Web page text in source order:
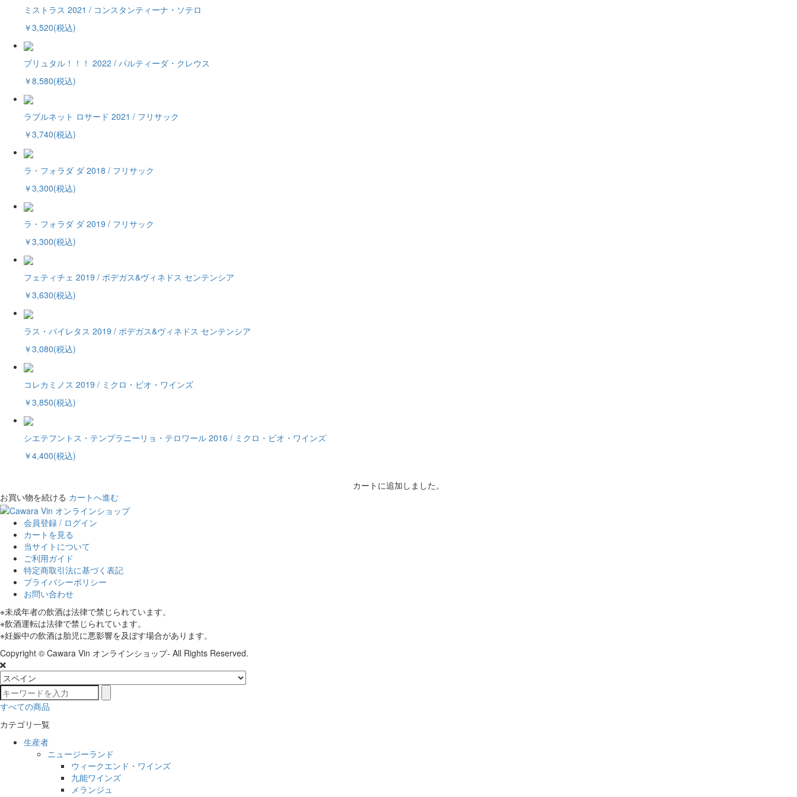
ミストラス 2021 / コンスタンティーナ・ソテロ
￥3,520(税込)
ブリュタル！！！ 2022 / パルティーダ・クレウス
￥8,580(税込)
ラブルネット ロサード 2021 / フリサック
￥3,740(税込)
ラ・フォラダ ダ 2018 / フリサック
￥3,300(税込)
ラ・フォラダ ダ 2019 / フリサック
￥3,300(税込)
フェティチェ 2019 / ボデガス&ヴィネドス センテンシア
￥3,630(税込)
ラス・バイレタス 2019 / ボデガス&ヴィネドス センテンシア
￥3,080(税込)
コレカミノス 2019 / ミクロ・ビオ・ワインズ
￥3,850(税込)
シエテフントス・テンプラニーリョ・テロワール 2016 / ミクロ・ビオ・ワインズ
￥4,400(税込)
カートに追加しました。
お買い物を続ける カートへ進む
会員登録 / ログイン
カートを見る
当サイトについて
ご利用ガイド
特定商取引法に基づく表記
プライバシーポリシー
お問い合わせ
※未成年者の飲酒は法律で禁じられています。
※飲酒運転は法律で禁じられています。
※妊娠中の飲酒は胎児に悪影響を及ぼす場合があります。
Copyright © Cawara Vin オンラインショップ- All Rights Reserved.
すべての商品
カテゴリ一覧
生産者
ニュージーランド
ウィークエンド・ワインズ
九能ワインズ
メランジュ